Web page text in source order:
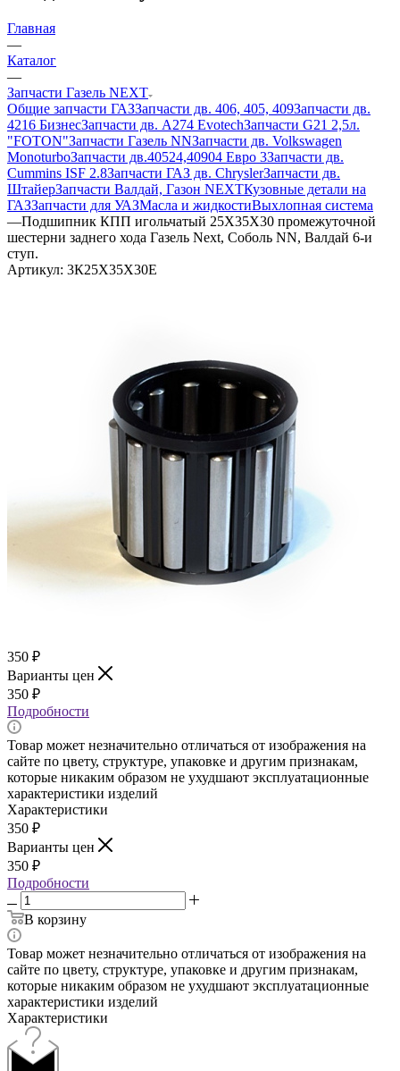
Главная
—
Каталог
—
Запчасти Газель NEXT
Общие запчасти ГАЗЗапчасти дв. 406, 405, 409Запчасти дв.
4216 БизнесЗапчасти дв. A274 EvotechЗапчасти G21 2,5л.
"FOTON"Запчасти Газель NNЗапчасти дв. Volkswagen
MonoturboЗапчасти дв.40524,40904 Евро 3Запчасти дв.
Cummins ISF 2.8Запчасти ГАЗ дв. ChryslerЗапчасти дв.
ШтайерЗапчасти Валдай, Газон NEXTКузовные детали на
ГАЗЗапчасти для УАЗМасла и жидкостиВыхлопная система
—Подшипник КПП игольчатый 25X35X30 промежуточной
шестерни заднего хода Газель Next, Соболь NN, Валдай 6-и
ступ.
Артикул: 3К25Х35Х30Е
350 ₽
Варианты цен
350 ₽
Подробности
Товар может незначительно отличаться от изображения на
сайте по цвету, структуре, упаковке и другим признакам,
которые никаким образом не ухудшают эксплуатационные
характеристики изделий
Характеристики
350 ₽
Варианты цен
350 ₽
Подробности
В корзину
Товар может незначительно отличаться от изображения на
сайте по цвету, структуре, упаковке и другим признакам,
которые никаким образом не ухудшают эксплуатационные
характеристики изделий
Характеристики